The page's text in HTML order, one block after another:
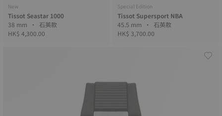
New
Tissot Seastar 1000
38 mm • 石英款
HK$ 4,300.00
Special Edition
Tissot Supersport NBA
45.5 mm • 石英款
HK$ 3,700.00